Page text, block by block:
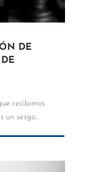
DE
recibimos
sesgo...